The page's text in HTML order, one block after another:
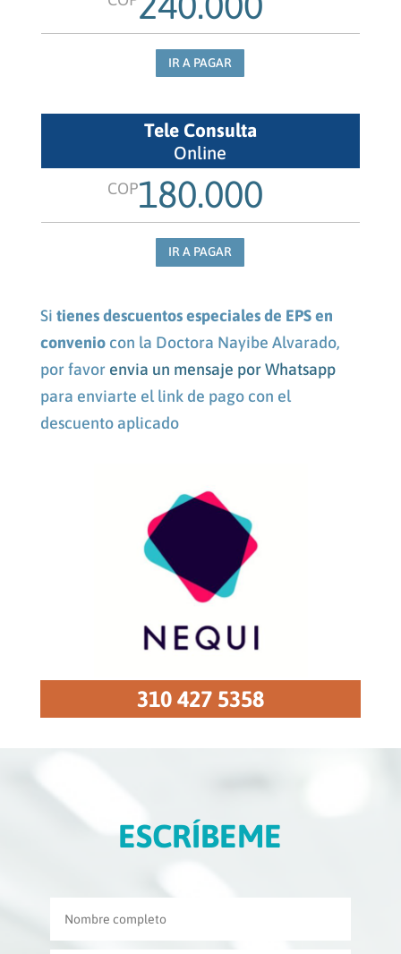
IR A PAGAR
Tele Consulta
Online
COP180.000
IR A PAGAR
Si tienes descuentos especiales de EPS en
conveniocon la Doctora Nayibe Alvarado,
por favor envia un mensaje por Whatsapp
para enviarte el link de pago con el
descuento aplicado
310 427 5358
ESCRÍBEME